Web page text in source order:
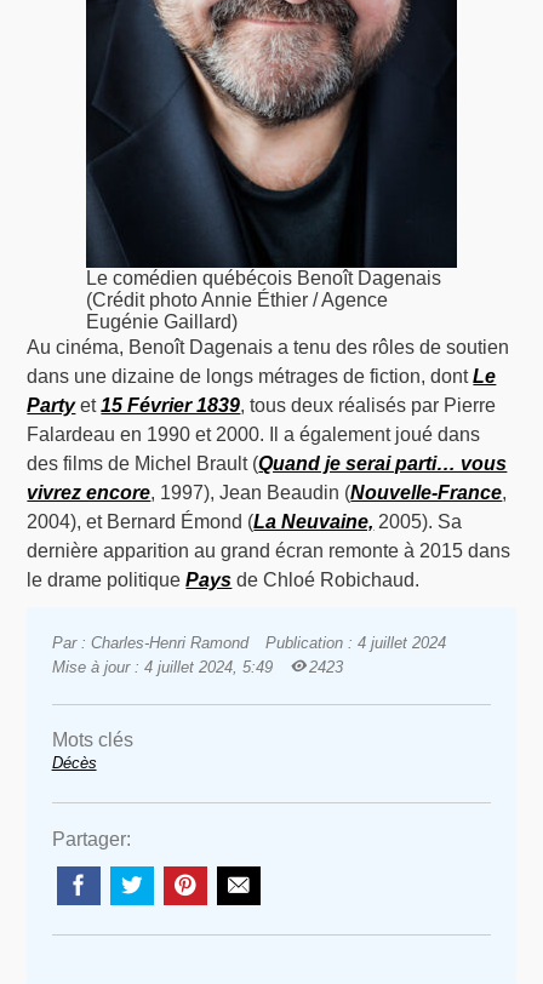
Le comédien québécois Benoît Dagenais
(Crédit photo Annie Éthier / Agence
Eugénie Gaillard)
Au cinéma, Benoît Dagenais a tenu des rôles de soutien
dans une dizaine de longs métrages de fiction, dontLe
Partyet15 Février 1839, tous deux réalisés par Pierre
Falardeau en 1990 et 2000. Il a également joué dans
des films de Michel Brault (Quand je serai parti… vous
vivrez encore, 1997), Jean Beaudin (Nouvelle-France,
2004), et Bernard Émond (La Neuvaine, 2005). Sa
dernière apparition au grand écran remonte à 2015 dans
le drame politiquePays de Chloé Robichaud.
Par : Charles-Henri Ramond
Publication : 4 juillet 2024
Mise à jour : 4 juillet 2024, 5:49
2423
Mots clés
Décès
Partager: